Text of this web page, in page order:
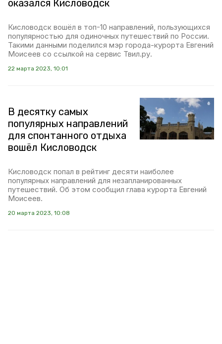
оказался Кисловодск
Кисловодск вошёл в топ-10 направлений, пользующихся
популярностью для одиночных путешествий по России.
Такими данными поделился мэр города-курорта Евгений
Моисеев со ссылкой на сервис Твил.ру.
22 марта 2023, 10:01
В десятку самых
популярных направлений
для спонтанного отдыха
вошёл Кисловодск
Кисловодск попал в рейтинг десяти наиболее
популярных направлений для незапланированных
путешествий. Об этом сообщил глава курорта Евгений
Моисеев.
20 марта 2023, 10:08